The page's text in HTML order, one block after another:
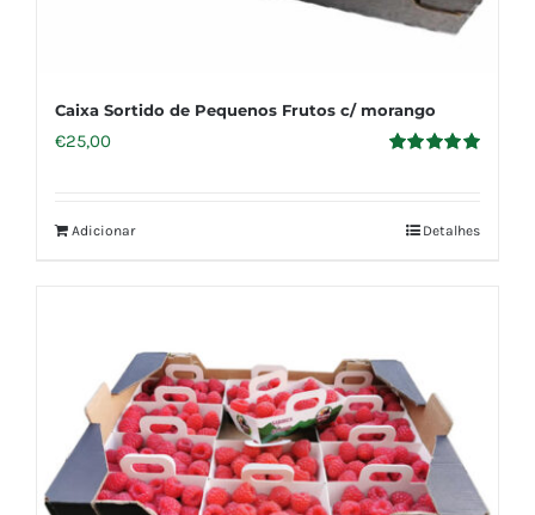
Caixa Sortido de Pequenos Frutos c/ morango
€25,00
Adicionar Detalhes